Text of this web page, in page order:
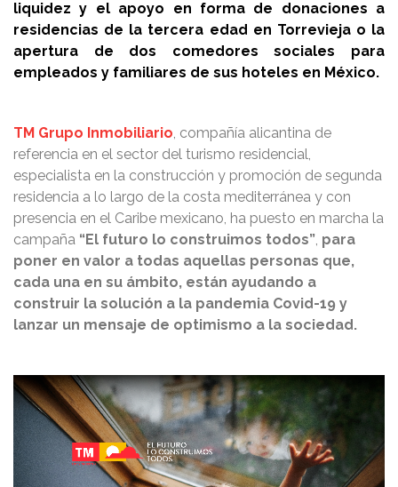
liquidez y el apoyo en forma de donaciones a
residencias de la tercera edad en Torrevieja o la
apertura de dos comedores sociales para
empleados y familiares de sus hoteles en México.
TM Grupo Inmobiliario, compañía alicantina de
referencia en el sector del turismo residencial,
especialista en la construcción y promoción de segunda
residencia a lo largo de la costa mediterránea y con
presencia en el Caribe mexicano, ha puesto en marcha la
campaña “El futuro lo construimos todos”, para
poner en valor a todas aquellas personas que,
cada una en su ámbito, están ayudando a
construir la solución a la pandemia Covid-19 y
lanzar un mensaje de optimismo a la sociedad.